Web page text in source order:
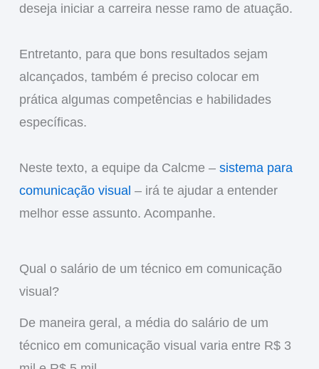
deseja iniciar a carreira nesse ramo de atuação.
Entretanto, para que bons resultados sejam
alcançados, também é preciso colocar em
prática algumas competências e habilidades
específicas.
Neste texto, a equipe da Calcme – sistema para
comunicação visual – irá te ajudar a entender
melhor esse assunto. Acompanhe.
Qual o salário de um técnico em comunicação
visual?
De maneira geral, a média do salário de um
técnico em comunicação visual varia entre R$ 3